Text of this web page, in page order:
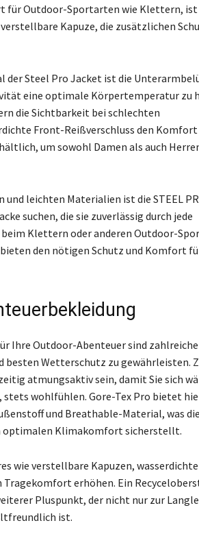
für Outdoor-Sportarten wie Klettern, ist
Kapuze, die zusätzlichen
der Steel Pro Jacket ist die
eine optimale Körpertemperatur zu
die Sichtbarkeit bei schlechten
Front-Reißverschluss den
um sowohl Damen als auch
leichten Materialien ist die STEEL
suchen, die sie zuverlässig durch jede
Klettern oder anderen Outdoor-
den nötigen Schutz und Komfort
Ihre Outdoor-Abenteuer sind
besten Wetterschutz zu gewährleisten.
atmungsaktiv sein, damit Sie sich
wohlfühlen. Gore-Tex Pro bietet
und Breathable-Material, was
optimalen Klimakomfort sicherstellt.
wie verstellbare Kapuzen,
Tragekomfort erhöhen. Ein
Pluspunkt, der nicht nur zur
ist.